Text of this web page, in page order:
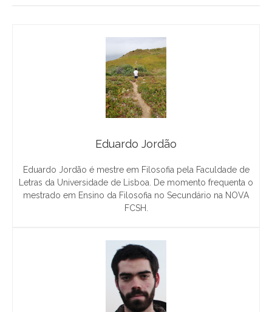
Eduardo Jordão
Eduardo Jordão é mestre em Filosofia pela Faculdade de
Letras da Universidade de Lisboa. De momento frequenta o
mestrado em Ensino da Filosofia no Secundário na NOVA
FCSH.